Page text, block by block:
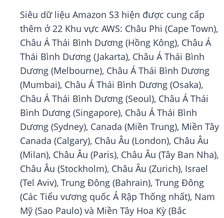
Siêu dữ liệu Amazon S3 hiện được cung cấp
thêm ở 22 Khu vực AWS: Châu Phi (Cape Town),
Châu Á Thái Bình Dương (Hồng Kông), Châu Á
Thái Bình Dương (Jakarta), Châu Á Thái Bình
Dương (Melbourne), Châu Á Thái Bình Dương
(Mumbai), Châu Á Thái Bình Dương (Osaka),
Châu Á Thái Bình Dương (Seoul), Châu Á Thái
Bình Dương (Singapore), Châu Á Thái Bình
Dương (Sydney), Canada (Miền Trung), Miền Tây
Canada (Calgary), Châu Âu (London), Châu Âu
(Milan), Châu Âu (Paris), Châu Âu (Tây Ban Nha),
Châu Âu (Stockholm), Châu Âu (Zurich), Israel
(Tel Aviv), Trung Đông (Bahrain), Trung Đông
(Các Tiểu vương quốc Ả Rập Thống nhất), Nam
Mỹ (Sao Paulo) và Miền Tây Hoa Kỳ (Bắc